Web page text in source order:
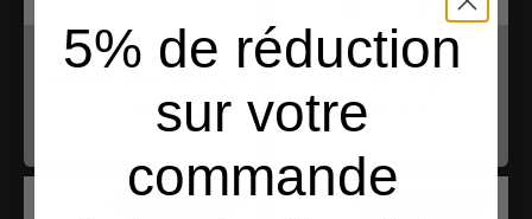
iwiss
Set
Angebot
$44.00
iwiss
Terminal
Angebot
5% de réduction
sur votre
commande